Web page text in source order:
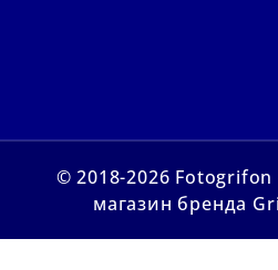
© 2018-2026
магазин бренда